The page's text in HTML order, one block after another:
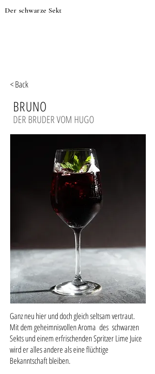
Der schwarze Sekt
< Back
BRUNO
DER BRUDER VOM HUGO
Ganz neu hier und doch gleich seltsam vertraut.
Mit dem geheimnisvollen Aroma des schwarzen
Sekts und einem erfrischenden Spritzer Lime Juice
wird er alles andere als eine flüchtige
Bekanntschaft bleiben.